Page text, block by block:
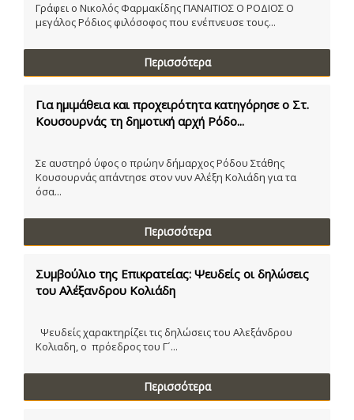
Γράφει ο Νικολός Φαρμακίδης ΠΑΝΑΙΤΙΟΣ Ο ΡΟΔΙΟΣ Ο
μεγάλος Ρόδιος φιλόσοφος που ενέπνευσε τους...
Περισσότερα
Για ημιμάθεια και προχειρότητα κατηγόρησε ο Στ.
Κουσουρνάς τη δημοτική αρχή Ρόδο...
Σε αυστηρό ύφος ο πρώην δήμαρχος Ρόδου Στάθης
Κουσουρνάς απάντησε στον νυν Αλέξη Κολιάδη για τα
όσα...
Περισσότερα
Συμβούλιο της Επικρατείας: Ψευδείς οι δηλώσεις
του Αλέξανδρου Κολιάδη
Ψευδείς χαρακτηρίζει τις δηλώσεις του Αλεξάνδρου
Κολιαδη, ο πρόεδρος του Γ´...
Περισσότερα